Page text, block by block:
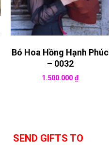
Bó Hoa Hồng Hạnh Phúc
– 0032
1.500.000 ₫
SEND GIFTS TO